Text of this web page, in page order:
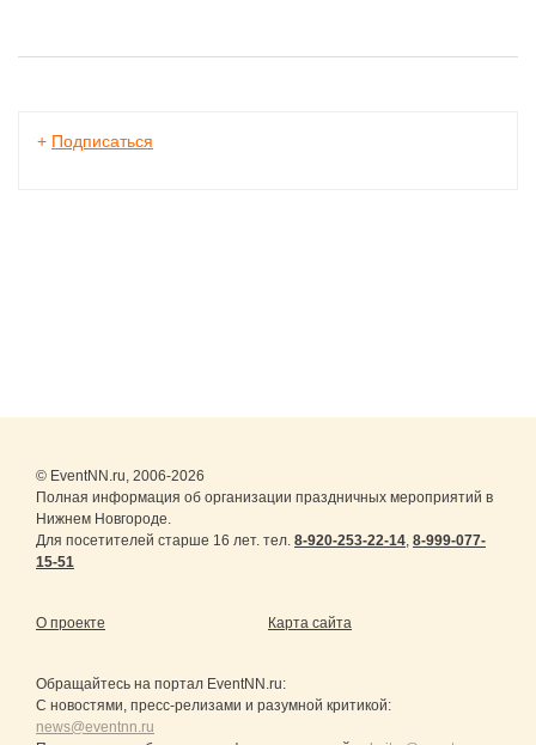
+ Подписаться
© EventNN.ru, 2006-2026
Полная информация об организации праздничных мероприятий в
Нижнем Новгороде.
Для посетителей старше 16 лет. тел. 8-920-253-22-14 8-999-077-
15-51
О проекте Карта сайта
Обращайтесь на портал EventNN.ru:
С новостями, пресс-релизами и разумной критикой:
news@eventnn.ru